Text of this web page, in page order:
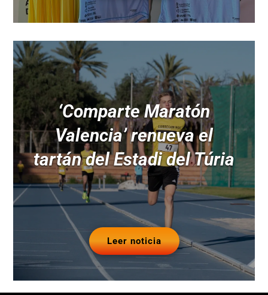
‘Comparte Maratón
Valencia’ renueva el
tartán del Estadi del Túria
Leer noticia